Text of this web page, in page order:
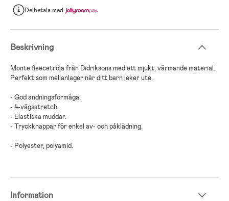
Delbetalamed
Beskrivning
Monte fleecetröja från Didriksons med ett mjukt, värmande material.
Perfekt som mellanlager när ditt barn leker ute.
- God andningsförmåga.
- 4-vägsstretch.
- Elastiska muddar.
- Tryckknappar för enkel av- och påklädning.
- Polyester, polyamid.
Information